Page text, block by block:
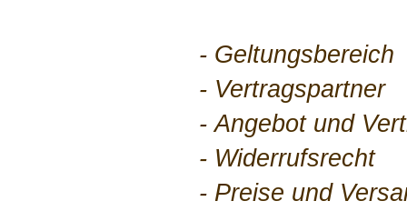
- Geltungsbereich
- Vertragspartner
- Angebot und
- Widerrufsrecht
- Preise und